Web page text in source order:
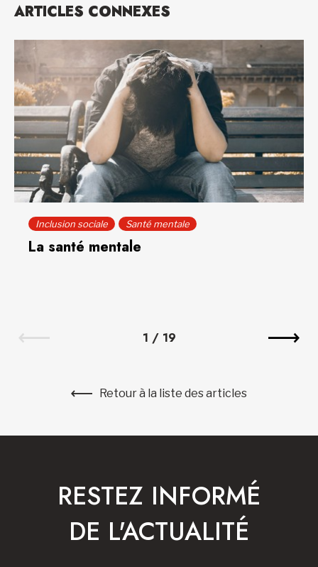
ARTICLES CONNEXES
Inclusion sociale Santé mentale
La santé mentale
1 / 19
Retour à la liste des articles
RESTEZ INFORMÉ
DE L'ACTUALITÉ